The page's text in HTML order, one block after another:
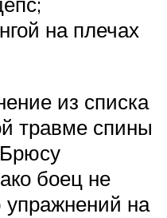
на плечах
из списка
травме спины
боец не
на